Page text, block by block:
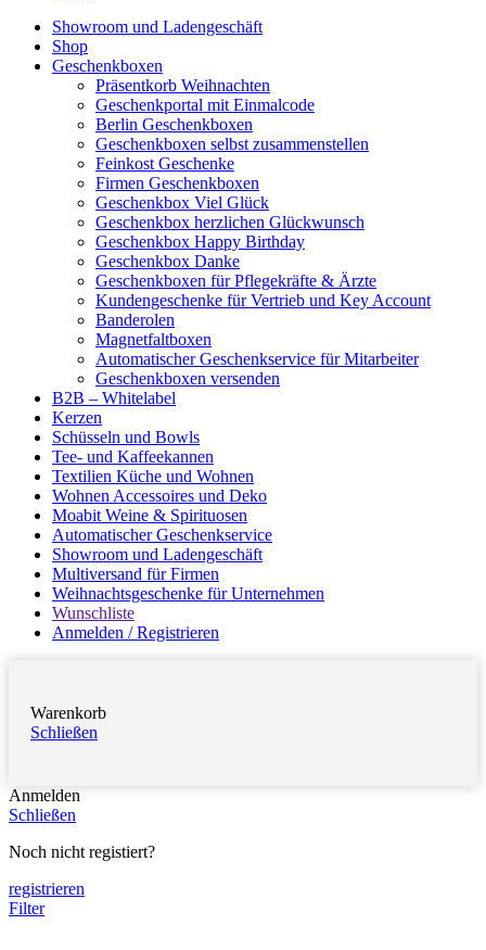
Showroom und Ladengeschäft
Shop
Geschenkboxen
Präsentkorb Weihnachten
Geschenkportal mit Einmalcode
Berlin Geschenkboxen
Geschenkboxen selbst zusammenstellen
Feinkost Geschenke
Firmen Geschenkboxen
Geschenkbox Viel Glück
Geschenkbox herzlichen Glückwunsch
Geschenkbox Happy Birthday
Geschenkbox Danke
Geschenkboxen für Pflegekräfte & Ärzte
Kundengeschenke für Vertrieb und Key Account
Banderolen
Magnetfaltboxen
Automatischer Geschenkservice für Mitarbeiter
Geschenkboxen versenden
B2B – Whitelabel
Kerzen
Schüsseln und Bowls
Tee- und Kaffeekannen
Textilien Küche und Wohnen
Wohnen Accessoires und Deko
Moabit Weine & Spirituosen
Automatischer Geschenkservice
Showroom und Ladengeschäft
Multiversand für Firmen
Weihnachtsgeschenke für Unternehmen
Wunschliste
Anmelden / Registrieren
Warenkorb
Schließen
Anmelden
Schließen
Noch nicht registiert?
registrieren
Filter